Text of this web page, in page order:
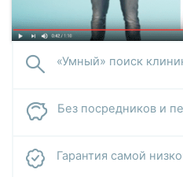
«Умный» поиск
Без посредников и
Гарантия самой